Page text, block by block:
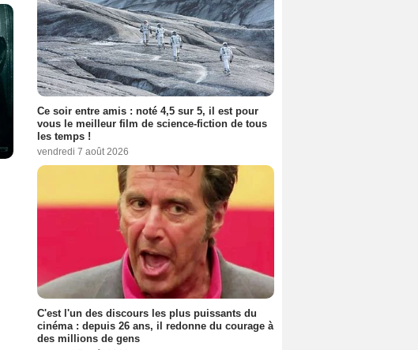
Ce soir entre amis : noté 4,5 sur 5, il est pour
vous le meilleur film de science-fiction de tous
les temps !
vendredi 7 août 2026
C'est l'un des discours les plus puissants du
cinéma : depuis 26 ans, il redonne du courage à
des millions de gens